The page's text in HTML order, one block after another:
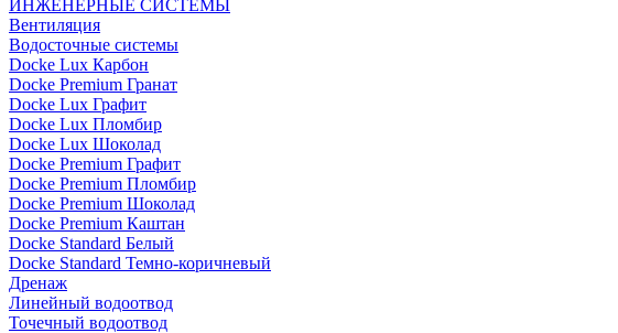
ИНЖЕНЕРНЫЕ СИСТЕМЫ
Вентиляция
Водосточные системы
Docke Lux Карбон
Docke Premium Гранат
Docke Lux Графит
Docke Lux Пломбир
Docke Lux Шоколад
Docke Premium Графит
Docke Premium Пломбир
Docke Premium Шоколад
Docke Premium Каштан
Docke Standard Белый
Docke Standard Темно-коричневый
Дренаж
Линейный водоотвод
Точечный водоотвод